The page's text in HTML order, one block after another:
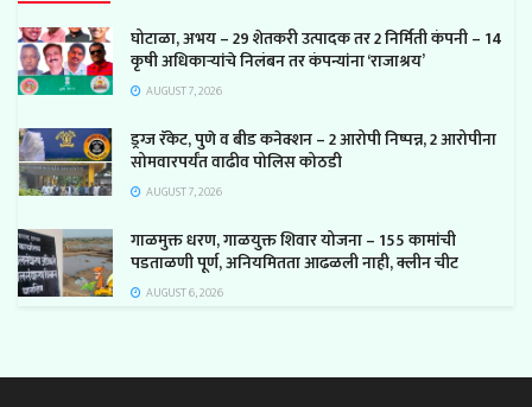
घोटाळा, अभय – 29 शेतकरी उत्पादक तर 2 निर्मिती कंपनी – 14
कृषी अधिकाऱ्यांचे निलंबन तर कंपन्यांना ‘राजाश्रय’
AUGUST 7, 2026
ड्रग्ज रॅकेट, पुणे व बीड कनेक्शन – 2 आरोपी निष्पन्न, 2 आरोपीना
सोमवारपर्यंत वाढीव पोलिस कोठडी
AUGUST 7, 2026
गाळमुक्त धरण, गाळयुक्त शिवार योजना – 155 कामांची
पडताळणी पूर्ण, अनियमितता आढळली नाही, क्लीन चीट
AUGUST 6, 2026